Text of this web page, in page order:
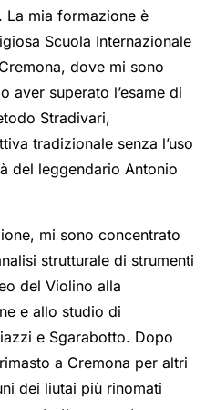
mia formazione è
Scuola Internazionale
dove mi sono
aver superato l’esame di
Stradivari,
tradizionale senza l’uso
del leggendario Antonio
mi sono concentrato
strutturale di strumenti
del Violino alla
e allo studio di
e Sgarabotto. Dopo
a Cremona per altri
dei liutai più rinomati